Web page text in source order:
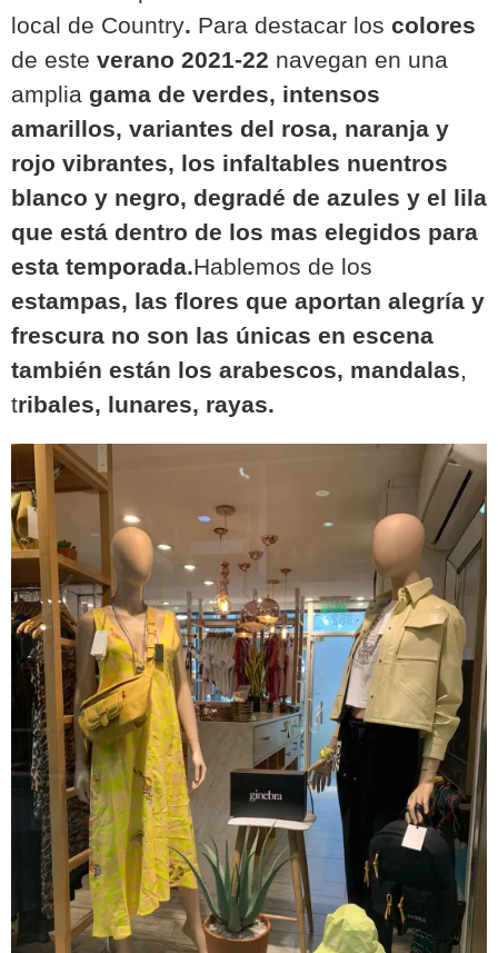
local de Country. Para destacar los colores
de este verano 2021-22 navegan en una
amplia gama de verdes, intensos
amarillos, variantes del rosa, naranja y
rojo vibrantes, los infaltables nuentros
blanco y negro, degradé de azules y el lila
que está dentro de los mas elegidos para
esta temporada.Hablemos de los
estampas, las flores que aportan alegría y
frescura no son las únicas en escena
también están los arabescos, mandalas,
tribales, lunares, rayas.